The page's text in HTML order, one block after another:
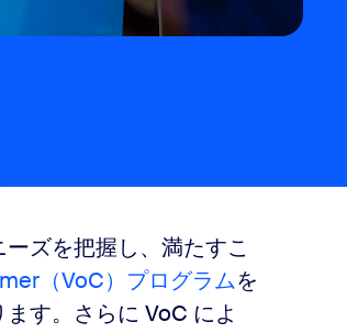
ズを把握し、満たすこ
（VoC）プログラムを
す。さらに VoC によ